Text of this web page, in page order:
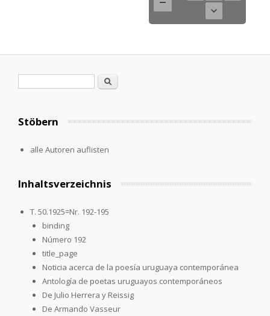
Search
Stöbern
alle Autoren auflisten
Inhaltsverzeichnis
T. 50.1925=Nr. 192-195
binding
Número 192
title_page
Noticia acerca de la poesía uruguaya contemporánea
Antología de poetas uruguayos contemporáneos
De Julio Herrera y Reissig
De Armando Vasseur